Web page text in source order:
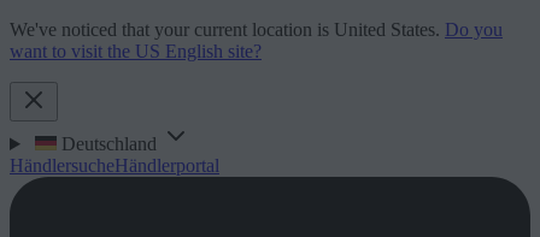
We've noticed that your current location is United States. Do you
want to visit the US English site?
Deutschland
HändlersucheHändlerportal